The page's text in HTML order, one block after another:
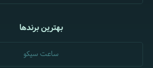
بهترین برندها
ساعت سیکو